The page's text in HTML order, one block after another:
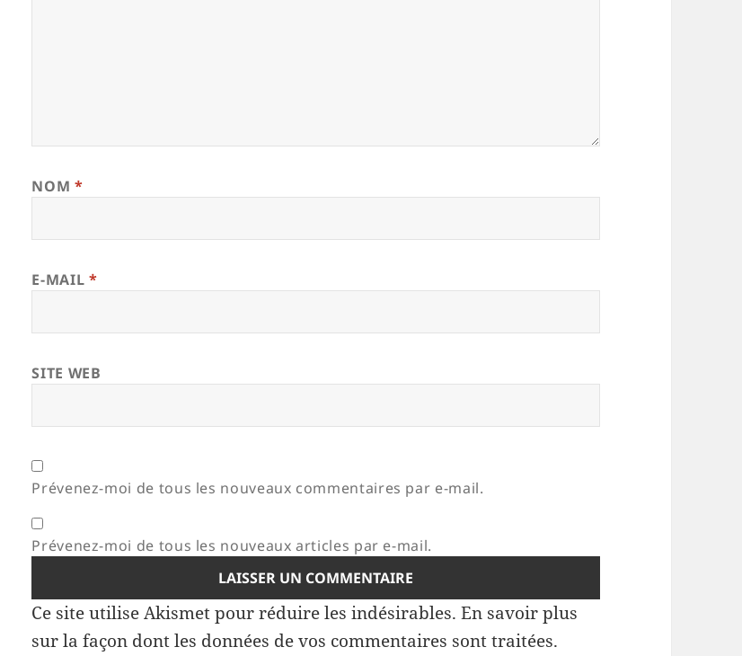
NOM *
E-MAIL *
SITE WEB
Prévenez-moi de tous les nouveaux commentaires par e-mail.
Prévenez-moi de tous les nouveaux articles par e-mail.
Ce site utilise Akismet pour réduire les indésirables.En savoir plus
sur la façon dont les données de vos commentaires sont traitées.